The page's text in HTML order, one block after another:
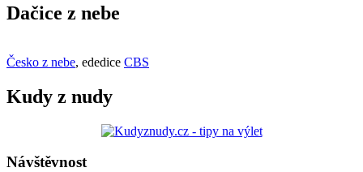
Dačice z nebe
Česko z nebe, ededice CBS
Kudy z nudy
Návštěvnost